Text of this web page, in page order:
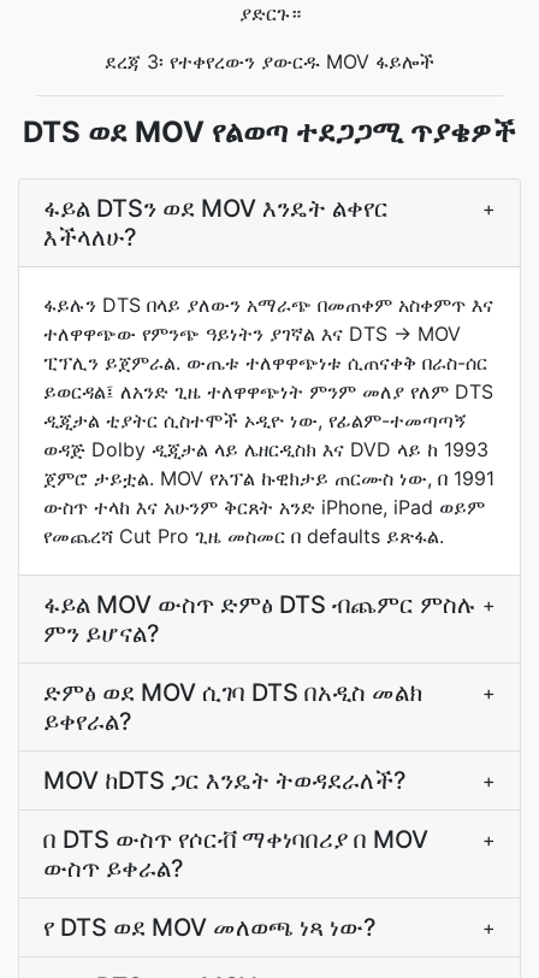
ያድርጉ።
ደረጃ 3፡ የተቀየረውን ያውርዱ MOV ፋይሎች
DTS ወደ MOV የልወጣ ተደጋጋሚ ጥያቄዎች
ፋይል DTSን ወደ MOV እንዴት ልቀየር
እችላለሁ?
+
ፋይሉን DTS በላይ ያለውን አማራጭ በመጠቀም አስቀምጥ እና
ተለዋዋጭው የምንጭ ዓይነትን ያገኛል እና DTS → MOV
ፒፕሊን ይጀምራል. ውጤቱ ተለዋዋጭነቱ ሲጠናቀቅ በራስ-ሰር
ይወርዳል፤ ለአንድ ጊዜ ተለዋዋጭነት ምንም መለያ የለም DTS
ዲጂታል ቲያትር ሲስተሞች ኦዲዮ ነው, የፊልም-ተመጣጣኝ
ወዳጅ Dolby ዲጂታል ላይ ሌዘርዲስክ እና DVD ላይ ከ 1993
ጀምሮ ታይቷል. MOV የአፕል ኩዊክታይ ጠርሙስ ነው, በ 1991
ውስጥ ተላከ እና አሁንም ቅርጸት አንድ iPhone, iPad ወይም
የመጨረሻ Cut Pro ጊዜ መስመር በ defaults ይጽፋል.
ፋይል MOV ውስጥ ድምፅ DTS ብጨምር ምስሉ
ምን ይሆናል?
+
ድምፅ ወደ MOV ሲገባ DTS በአዲስ መልክ
ይቀየራል?
+
MOV ከDTS ጋር እንዴት ትወዳደራለች? +
በ DTS ውስጥ የሶርቭ ማቀነባበሪያ በ MOV
ውስጥ ይቀራል?
+
የ DTS ወደ MOV መለወጫ ነጻ ነው? +